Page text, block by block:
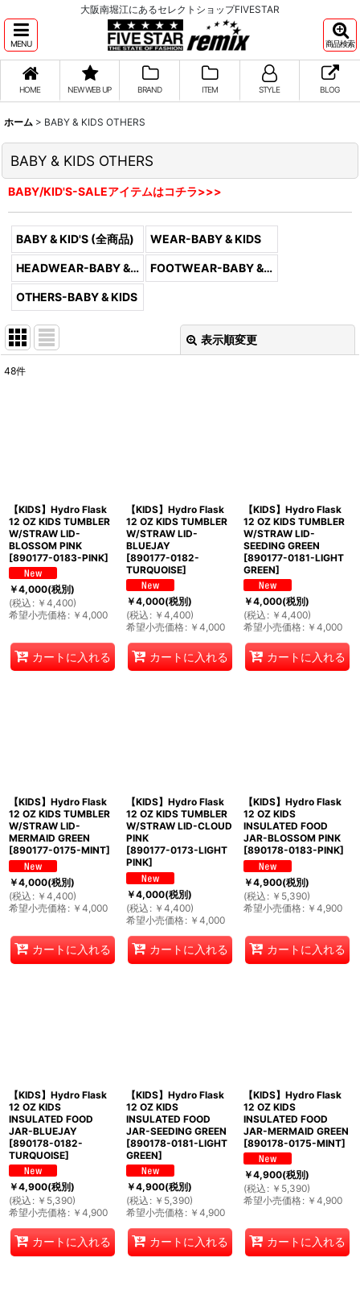
大阪南堀江にあるセレクトショップFIVESTAR
MENU 商品検索
HOME NEW WEB UP BRAND ITEM STYLE BLOG
ホーム > BABY & KIDS OTHERS
BABY & KIDS OTHERS
BABY/KID'S-SALEアイテムはコチラ>>>
BABY & KID'S (全商品) WEAR-BABY & KIDS
HEADWEAR-BABY & KIDS FOOTWEAR-BABY & KIDS
OTHERS-BABY & KIDS
表示順変更
48件
【KIDS】Hydro Flask
12 OZ KIDS TUMBLER
W/STRAW LID-
BLOSSOM PINK
[890177-0183-PINK]
￥4,000(税別)
(税込 : ￥ 4,400)
希望小売価格: ￥ 4,000
カートに入れる
【KIDS】Hydro Flask
12 OZ KIDS TUMBLER
W/STRAW LID-
BLUEJAY
[890177-0182-
TURQUOISE]
￥4,000(税別)
(税込 : ￥ 4,400)
希望小売価格: ￥ 4,000
カートに入れる
【KIDS】Hydro Flask
12 OZ KIDS TUMBLER
W/STRAW LID-
SEEDING GREEN
[890177-0181-LIGHT
GREEN]
￥4,000(税別)
(税込 : ￥ 4,400)
希望小売価格: ￥ 4,000
カートに入れる
【KIDS】Hydro Flask
12 OZ KIDS TUMBLER
W/STRAW LID-
MERMAID GREEN
[890177-0175-MINT]
￥4,000(税別)
(税込 : ￥ 4,400)
希望小売価格: ￥ 4,000
カートに入れる
【KIDS】Hydro Flask
12 OZ KIDS TUMBLER
W/STRAW LID-CLOUD
PINK
[890177-0173-LIGHT
PINK]
￥4,000(税別)
(税込 : ￥ 4,400)
希望小売価格: ￥ 4,000
カートに入れる
【KIDS】Hydro Flask
12 OZ KIDS
INSULATED FOOD
JAR-BLOSSOM PINK
[890178-0183-PINK]
￥4,900(税別)
(税込 : ￥ 5,390)
希望小売価格: ￥ 4,900
カートに入れる
【KIDS】Hydro Flask
12 OZ KIDS
INSULATED FOOD
JAR-BLUEJAY
[890178-0182-
TURQUOISE]
￥4,900(税別)
(税込 : ￥ 5,390)
希望小売価格: ￥ 4,900
カートに入れる
【KIDS】Hydro Flask
12 OZ KIDS
INSULATED FOOD
JAR-SEEDING GREEN
[890178-0181-LIGHT
GREEN]
￥4,900(税別)
(税込 : ￥ 5,390)
希望小売価格: ￥ 4,900
カートに入れる
【KIDS】Hydro Flask
12 OZ KIDS
INSULATED FOOD
JAR-MERMAID GREEN
[890178-0175-MINT]
￥4,900(税別)
(税込 : ￥ 5,390)
希望小売価格: ￥ 4,900
カートに入れる